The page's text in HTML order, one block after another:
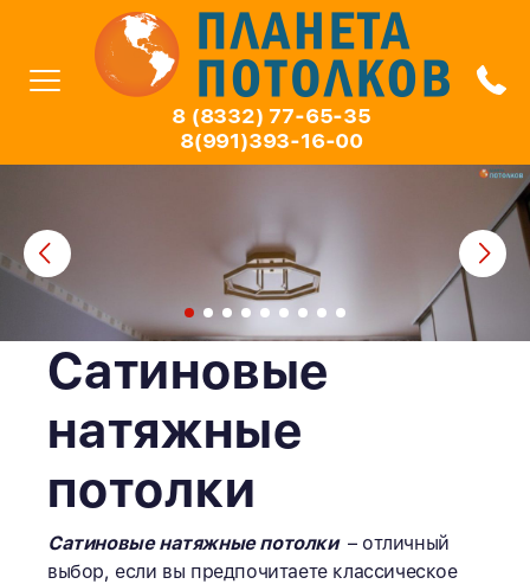
8 (8332) 77-65-35
8(991)393-16-00
Сатиновые
натяжные
потолки
Сатиновые натяжные потолки – отличный
выбор, если вы предпочитаете классическое